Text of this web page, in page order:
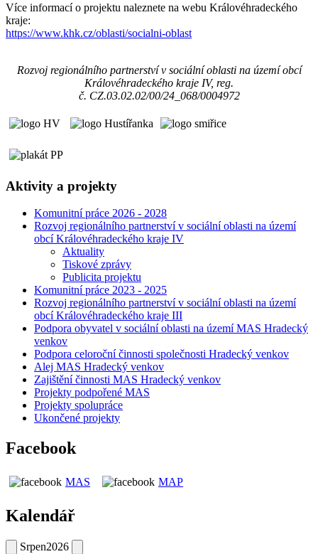
Více informací o projektu naleznete na webu Královéhradeckého
kraje:
https://www.khk.cz/oblasti/socialni-oblast
Rozvoj regionálního partnerství v sociální oblasti na území obcí
Královéhradeckého kraje IV, reg.
č. CZ.03.02.02/00/24_068/0004972
Aktivity a projekty
Komunitní práce 2026 - 2028
Rozvoj regionálního partnerství v sociální oblasti na území
obcí Královéhradeckého kraje IV
Aktuality
Tiskové zprávy
Publicita projektu
Komunitní práce 2023 - 2025
Rozvoj regionálního partnerství v sociální oblasti na území
obcí Královéhradeckého kraje III
Podpora obyvatel v sociální oblasti na území MAS Hradecký
venkov
Podpora celoroční činnosti společnosti Hradecký venkov
Alej MAS Hradecký venkov
Zajištění činnosti MAS Hradecký venkov
Projekty podpořené MAS
Projekty spolupráce
Ukončené projekty
Facebook
MAS MAP
Kalendář
Srpen2026